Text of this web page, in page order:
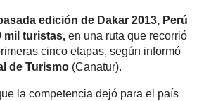
edición de Dakar 2013, Perú
mil turistas, en una ruta que recorrió
cinco etapas, según informó
de Turismo (Canatur).
la competencia dejó para el país